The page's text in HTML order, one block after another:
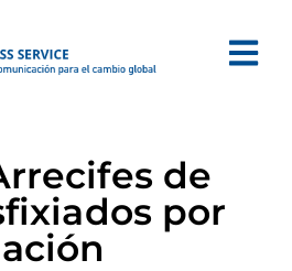
de
por